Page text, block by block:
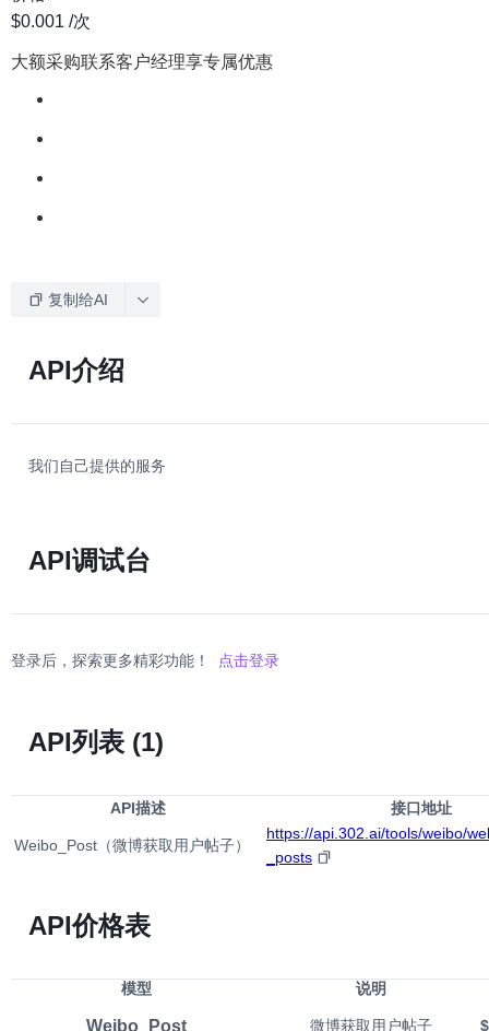
$0.001 /次
大额采购联系客户经理享专属优惠
复制给AI
API介绍
我们自己提供的服务
API调试台
登录后，探索更多精彩功能！ 点击登录
API列表 (1)
API描述 接口地址
Weibo_Post（微博获取用户帖子）
https://api.302.ai/tools/weibo/
_posts
API价格表
模型 说明
Weibo_Post 微博获取用户帖子